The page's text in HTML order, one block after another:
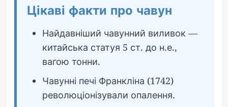
Цікаві факти про чавун
Найдавніший чавунний виливок —
китайська статуя 5 ст. до н.е.,
вагою тонни.
Чавунні печі Франкліна (1742)
революціонізували опалення.